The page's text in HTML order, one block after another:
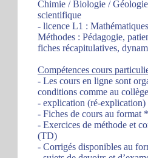
Chimie / Biologie /
scientifique
- licence L1 :
Méthodes : Pédagogie,
fiches récapitulatives,
Compétences cours
- Les cours en ligne sont
conditions comme au
- explication (ré-
- Fiches de cours au format
- Exercices de méthode et
(TD)
- Corrigés disponibles au